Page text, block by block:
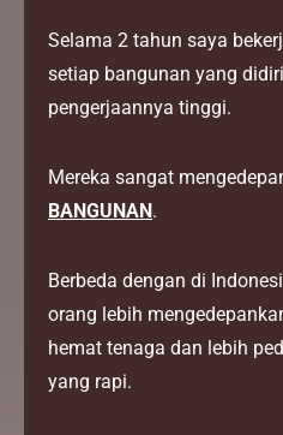
Selama 2 tahun saya
setiap bangunan yang
pengerjaannya tinggi.
Mereka sangat
BANGUNAN.
Berbeda dengan di
orang lebih
hemat tenaga dan lebih
yang rapi.